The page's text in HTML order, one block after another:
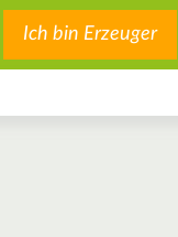
Ich bin Erzeuger